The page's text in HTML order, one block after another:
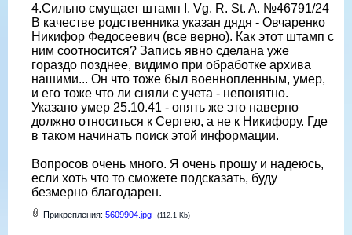
4.Сильно смущает штамп I. Vg. R. St. A. №46791/24
В качестве родственника указан дядя - Овчаренко
Никифор Федосеевич (все верно). Как этот штамп с
ним соотносится? Запись явно сделана уже
гораздо позднее, видимо при обработке архива
нашими... Он что тоже был военнопленным, умер,
и его тоже что ли сняли с учета - непонятно.
Указано умер 25.10.41 - опять же это наверно
должно относиться к Сергею, а не к Никифору. Где
в таком начинать поиск этой информации.
Вопросов очень много. Я очень прошу и надеюсь,
если хоть что то сможете подсказать, буду
безмерно благодарен.
Прикрепления: 5609904.jpg (112.1 Kb)